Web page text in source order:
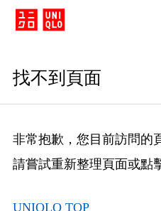
找不到頁面
非常抱歉，您目前訪問的
請嘗試重新整理頁面或點
UNIQLO TOP